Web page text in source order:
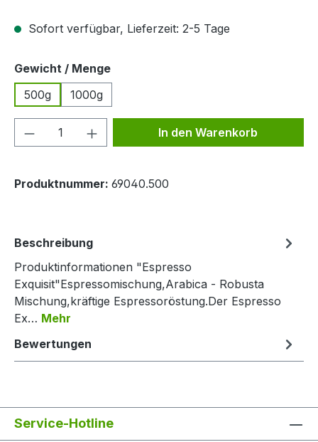
Sofort verfügbar, Lieferzeit: 2-5 Tage
Gewicht / Mengeauswählen
500g
1000g
Produkt Anzahl: Gib denIn den Warenkorb
Produktnummer: 69040.500
Beschreibung
Produktinformationen "Espresso
Exquisit"Espressomischung,Arabica - Robusta
Mischung,kräftige Espressoröstung.Der Espresso
Ex… Mehr
Bewertungen
Service-Hotline